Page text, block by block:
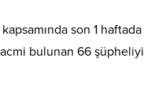
son 1 haftada
bulunan 66 şüpheliyi